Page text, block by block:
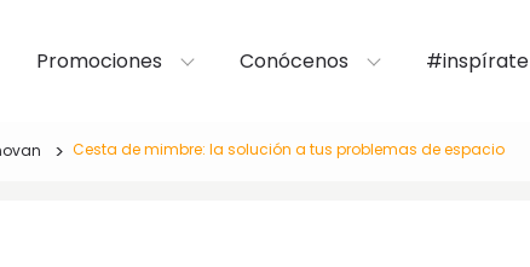
Promociones Conócenos #inspírate
Cesta de mimbre: la solución a tus problemas de espacio